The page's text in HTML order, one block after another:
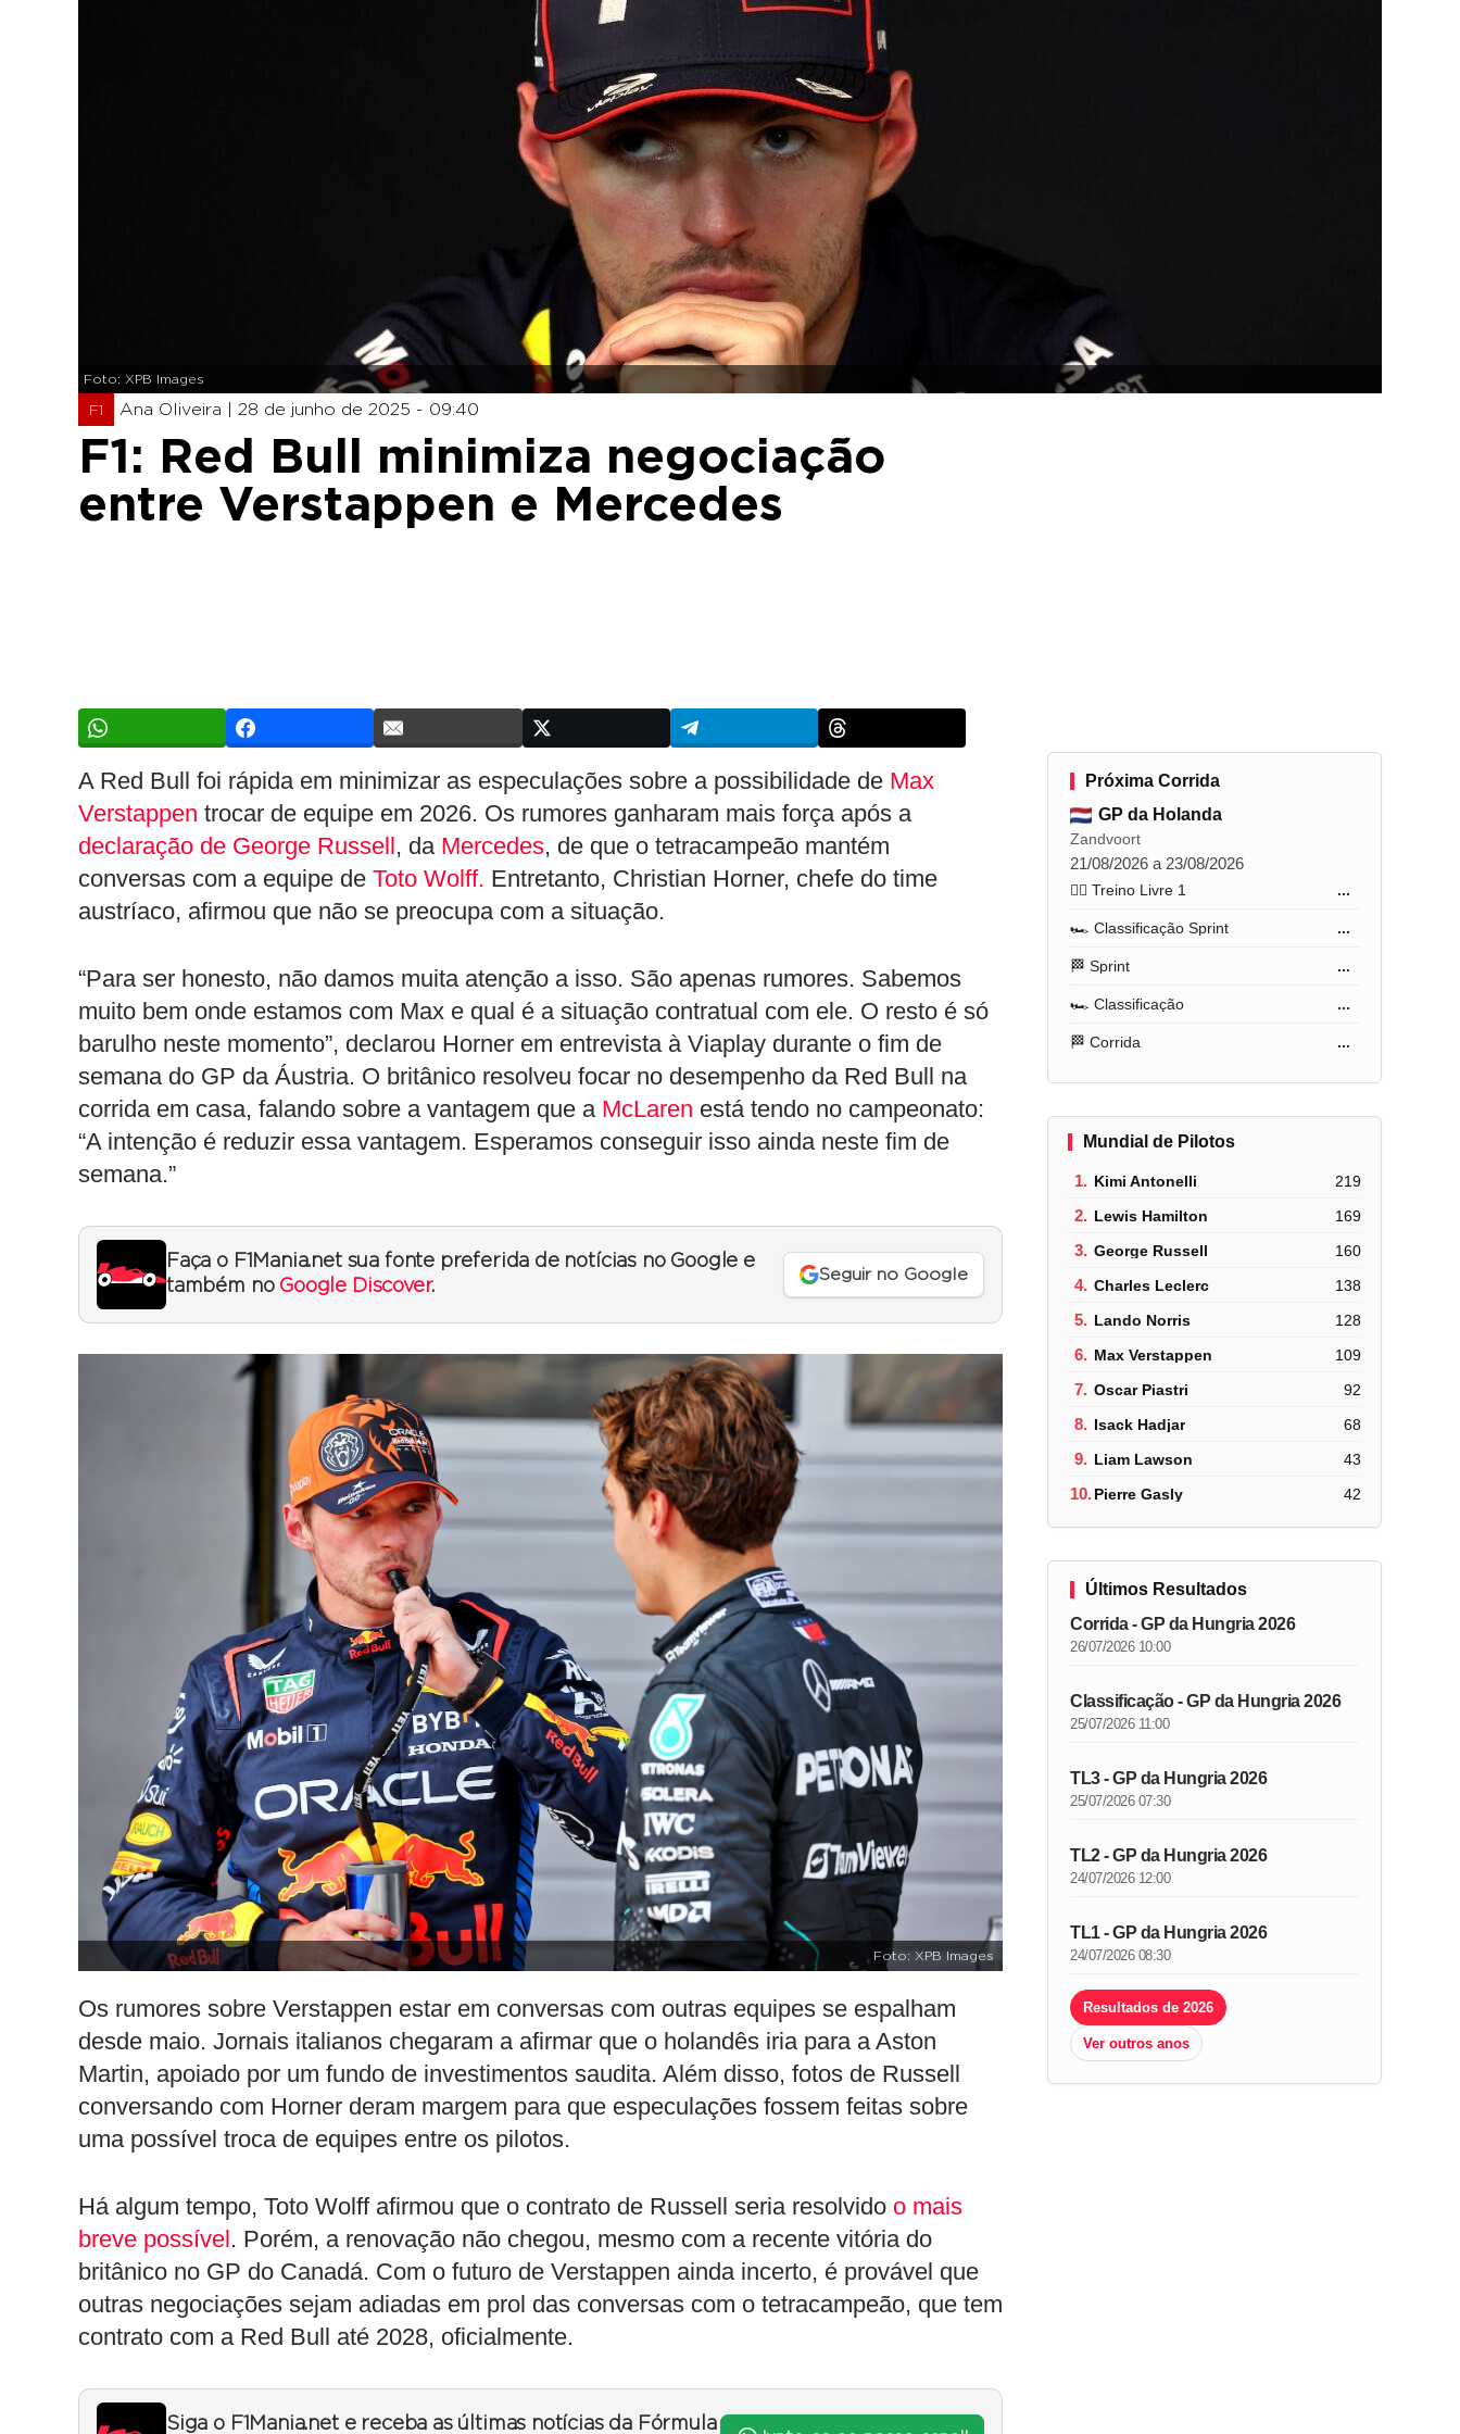
Foto: XPB Images
F1 Ana Oliveira | 28 de junho de 2025 - 09:40
F1: Red Bull minimiza negociação
entre Verstappen e Mercedes
A Red Bull foi rápida em minimizar as especulações sobre a possibilidade de Max
Verstappen trocar de equipe em 2026. Os rumores ganharam mais força após a
declaração de George Russell, da Mercedes, de que o tetracampeão mantém
conversas com a equipe de Toto Wolff. Entretanto, Christian Horner, chefe do time
austríaco, afirmou que não se preocupa com a situação.
“Para ser honesto, não damos muita atenção a isso. São apenas rumores. Sabemos
muito bem onde estamos com Max e qual é a situação contratual com ele. O resto é só
barulho neste momento”, declarou Horner em entrevista à Viaplay durante o fim de
semana do GP da Áustria. O britânico resolveu focar no desempenho da Red Bull na
corrida em casa, falando sobre a vantagem que a McLaren está tendo no campeonato:
“A intenção é reduzir essa vantagem. Esperamos conseguir isso ainda neste fim de
semana.”
Faça o F1Mania.net sua fonte preferida de notícias no Google e
também no Google Discover.
Seguir no Google
Foto: XPB Images
Os rumores sobre Verstappen estar em conversas com outras equipes se espalham
desde maio. Jornais italianos chegaram a afirmar que o holandês iria para a Aston
Martin, apoiado por um fundo de investimentos saudita. Além disso, fotos de Russell
conversando com Horner deram margem para que especulações fossem feitas sobre
uma possível troca de equipes entre os pilotos.
Há algum tempo, Toto Wolff afirmou que o contrato de Russell seria resolvido o mais
breve possível. Porém, a renovação não chegou, mesmo com a recente vitória do
britânico no GP do Canadá. Com o futuro de Verstappen ainda incerto, é provável que
outras negociações sejam adiadas em prol das conversas com o tetracampeão, que tem
contrato com a Red Bull até 2028, oficialmente.
Siga o F1Mania.net e receba as últimas notícias da Fórmula
Próxima Corrida
GP da Holanda
Zandvoort
21/08/2026 a 23/08/2026
🏋️‍♂️ Treino Livre 1 ...
🏎️ Classificação Sprint ...
🏁 Sprint ...
🏎️ Classificação ...
🏁 Corrida ...
Mundial de Pilotos
1. Kimi Antonelli 219
2. Lewis Hamilton 169
3. George Russell 160
4. Charles Leclerc 138
5. Lando Norris 128
6. Max Verstappen 109
7. Oscar Piastri 92
8. Isack Hadjar 68
9. Liam Lawson 43
10.Pierre Gasly 42
Últimos Resultados
Corrida - GP da Hungria 2026
26/07/2026 10:00
Classificação - GP da Hungria 2026
25/07/2026 11:00
TL3 - GP da Hungria 2026
25/07/2026 07:30
TL2 - GP da Hungria 2026
24/07/2026 12:00
TL1 - GP da Hungria 2026
24/07/2026 08:30
Resultados de 2026
Ver outros anos